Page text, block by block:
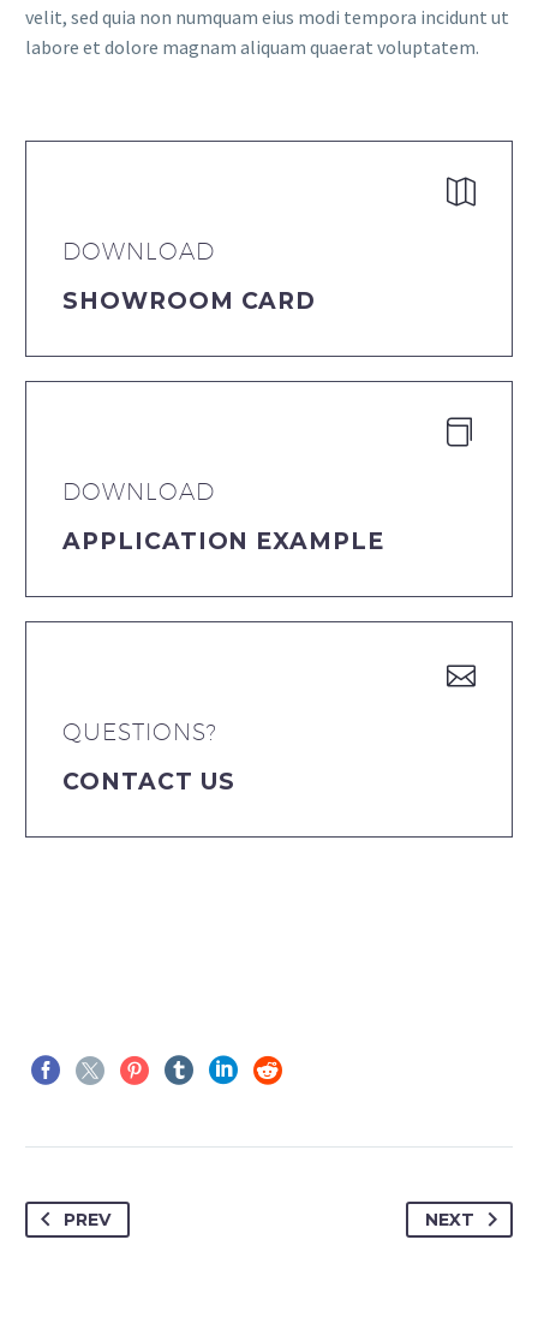
velit, sed quia non numquam eius modi tempora incidunt ut
labore et dolore magnam aliquam quaerat voluptatem.
DOWNLOAD
SHOWROOM CARD
DOWNLOAD
APPLICATION EXAMPLE
QUESTIONS?
CONTACT US
PREV NEXT